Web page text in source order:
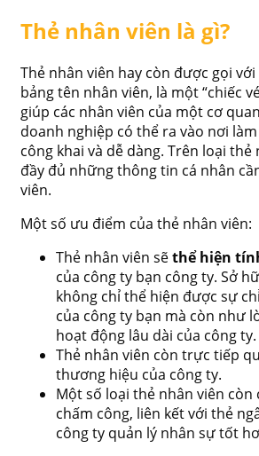
Thẻ nhân viên là gì?
Thẻ nhân viên hay còn được gọi với
bảng tên nhân viên, là một “chiếc
giúp các nhân viên của một cơ
doanh nghiệp có thể ra vào nơi
công khai và dễ dàng. Trên loại thẻ
đầy đủ những thông tin cá nhân
viên.
Một số ưu điểm của thẻ nhân viên:
Thẻ nhân viên sẽthể hiện
của công ty bạn công ty. Sở
không chỉ thể hiện được sự
của công ty bạn mà còn như
hoạt động lâu dài của công ty.
Thẻ nhân viên còn trực tiếp
thương hiệu của công ty.
Một số loại thẻ nhân viên còn
chấm công, liên kết với thẻ
công ty quản lý nhân sự tốt